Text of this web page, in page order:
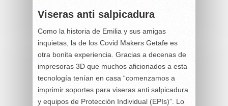
Viseras anti salpicadura
Como la historia de Emilia y sus amigas
inquietas, la de los Covid Makers Getafe es
otra bonita experiencia. Gracias a decenas de
impresoras 3D que muchos aficionados a esta
tecnología tenían en casa “comenzamos a
imprimir soportes para viseras anti salpicadura
y equipos de Protección Individual (EPIs)”. Lo